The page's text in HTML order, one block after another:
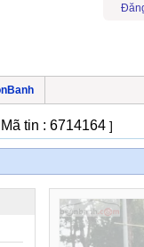
Mã tin : 6714164 ]